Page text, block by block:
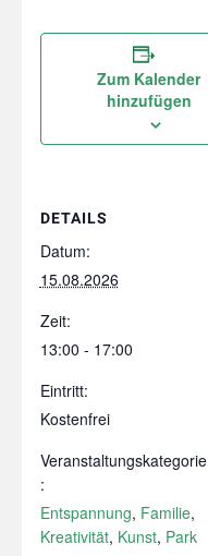
Zum Kalender
hinzufügen
DETAILS
Datum:
15.08.2026
Zeit:
13:00 - 17:00
Eintritt:
Kostenfrei
:
Entspannung, Familie,
Kreativität, Kunst, Park